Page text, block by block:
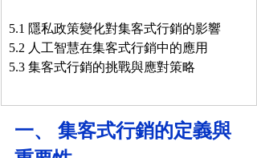
5.1 隱私政策變化對集客式行銷的影響
5.2 人工智慧在集客式行銷中的應用
5.3 集客式行銷的挑戰與應對策略
一、 集客式行銷的定義與